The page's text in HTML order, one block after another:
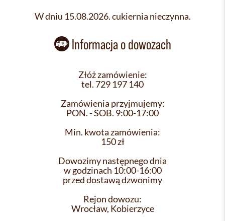
W dniu 15.08.2026. cukiernia nieczynna.
Informacja o dowozach
Złóż zamówienie:
tel. 729 197 140
Zamówienia przyjmujemy:
PON. - SOB. 9:00-17:00
Min. kwota zamówienia:
150 zł
Dowozimy następnego dnia
w godzinach 10:00-16:00
przed dostawą dzwonimy
Rejon dowozu:
Wrocław, Kobierzyce